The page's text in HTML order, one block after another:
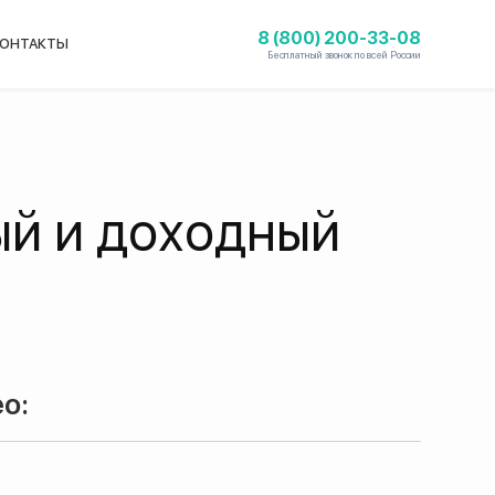
8 (800) 200-33-08
Бесплатный звонок по всей России
и доходный